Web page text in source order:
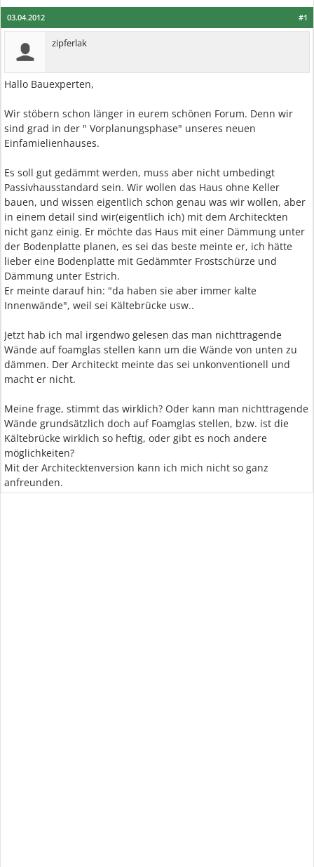
#1
03.04.2012
zipferlak
Hallo Bauexperten,
Wir stöbern schon länger in eurem schönen Forum. Denn wir
sind grad in der " Vorplanungsphase" unseres neuen
Einfamielienhauses.
Es soll gut gedämmt werden, muss aber nicht umbedingt
Passivhausstandard sein. Wir wollen das Haus ohne Keller
bauen, und wissen eigentlich schon genau was wir wollen, aber
in einem detail sind wir(eigentlich ich) mit dem Architeckten
nicht ganz einig. Er möchte das Haus mit einer Dämmung unter
der Bodenplatte planen, es sei das beste meinte er, ich hätte
lieber eine Bodenplatte mit Gedämmter Frostschürze und
Dämmung unter Estrich.
Er meinte darauf hin: "da haben sie aber immer kalte
Innenwände", weil sei Kältebrücke usw..
Jetzt hab ich mal irgendwo gelesen das man nichttragende
Wände auf foamglas stellen kann um die Wände von unten zu
dämmen. Der Architeckt meinte das sei unkonventionell und
macht er nicht.
Meine frage, stimmt das wirklich? Oder kann man nichttragende
Wände grundsätzlich doch auf Foamglas stellen, bzw. ist die
Kältebrücke wirklich so heftig, oder gibt es noch andere
möglichkeiten?
Mit der Architecktenversion kann ich mich nicht so ganz
anfreunden.